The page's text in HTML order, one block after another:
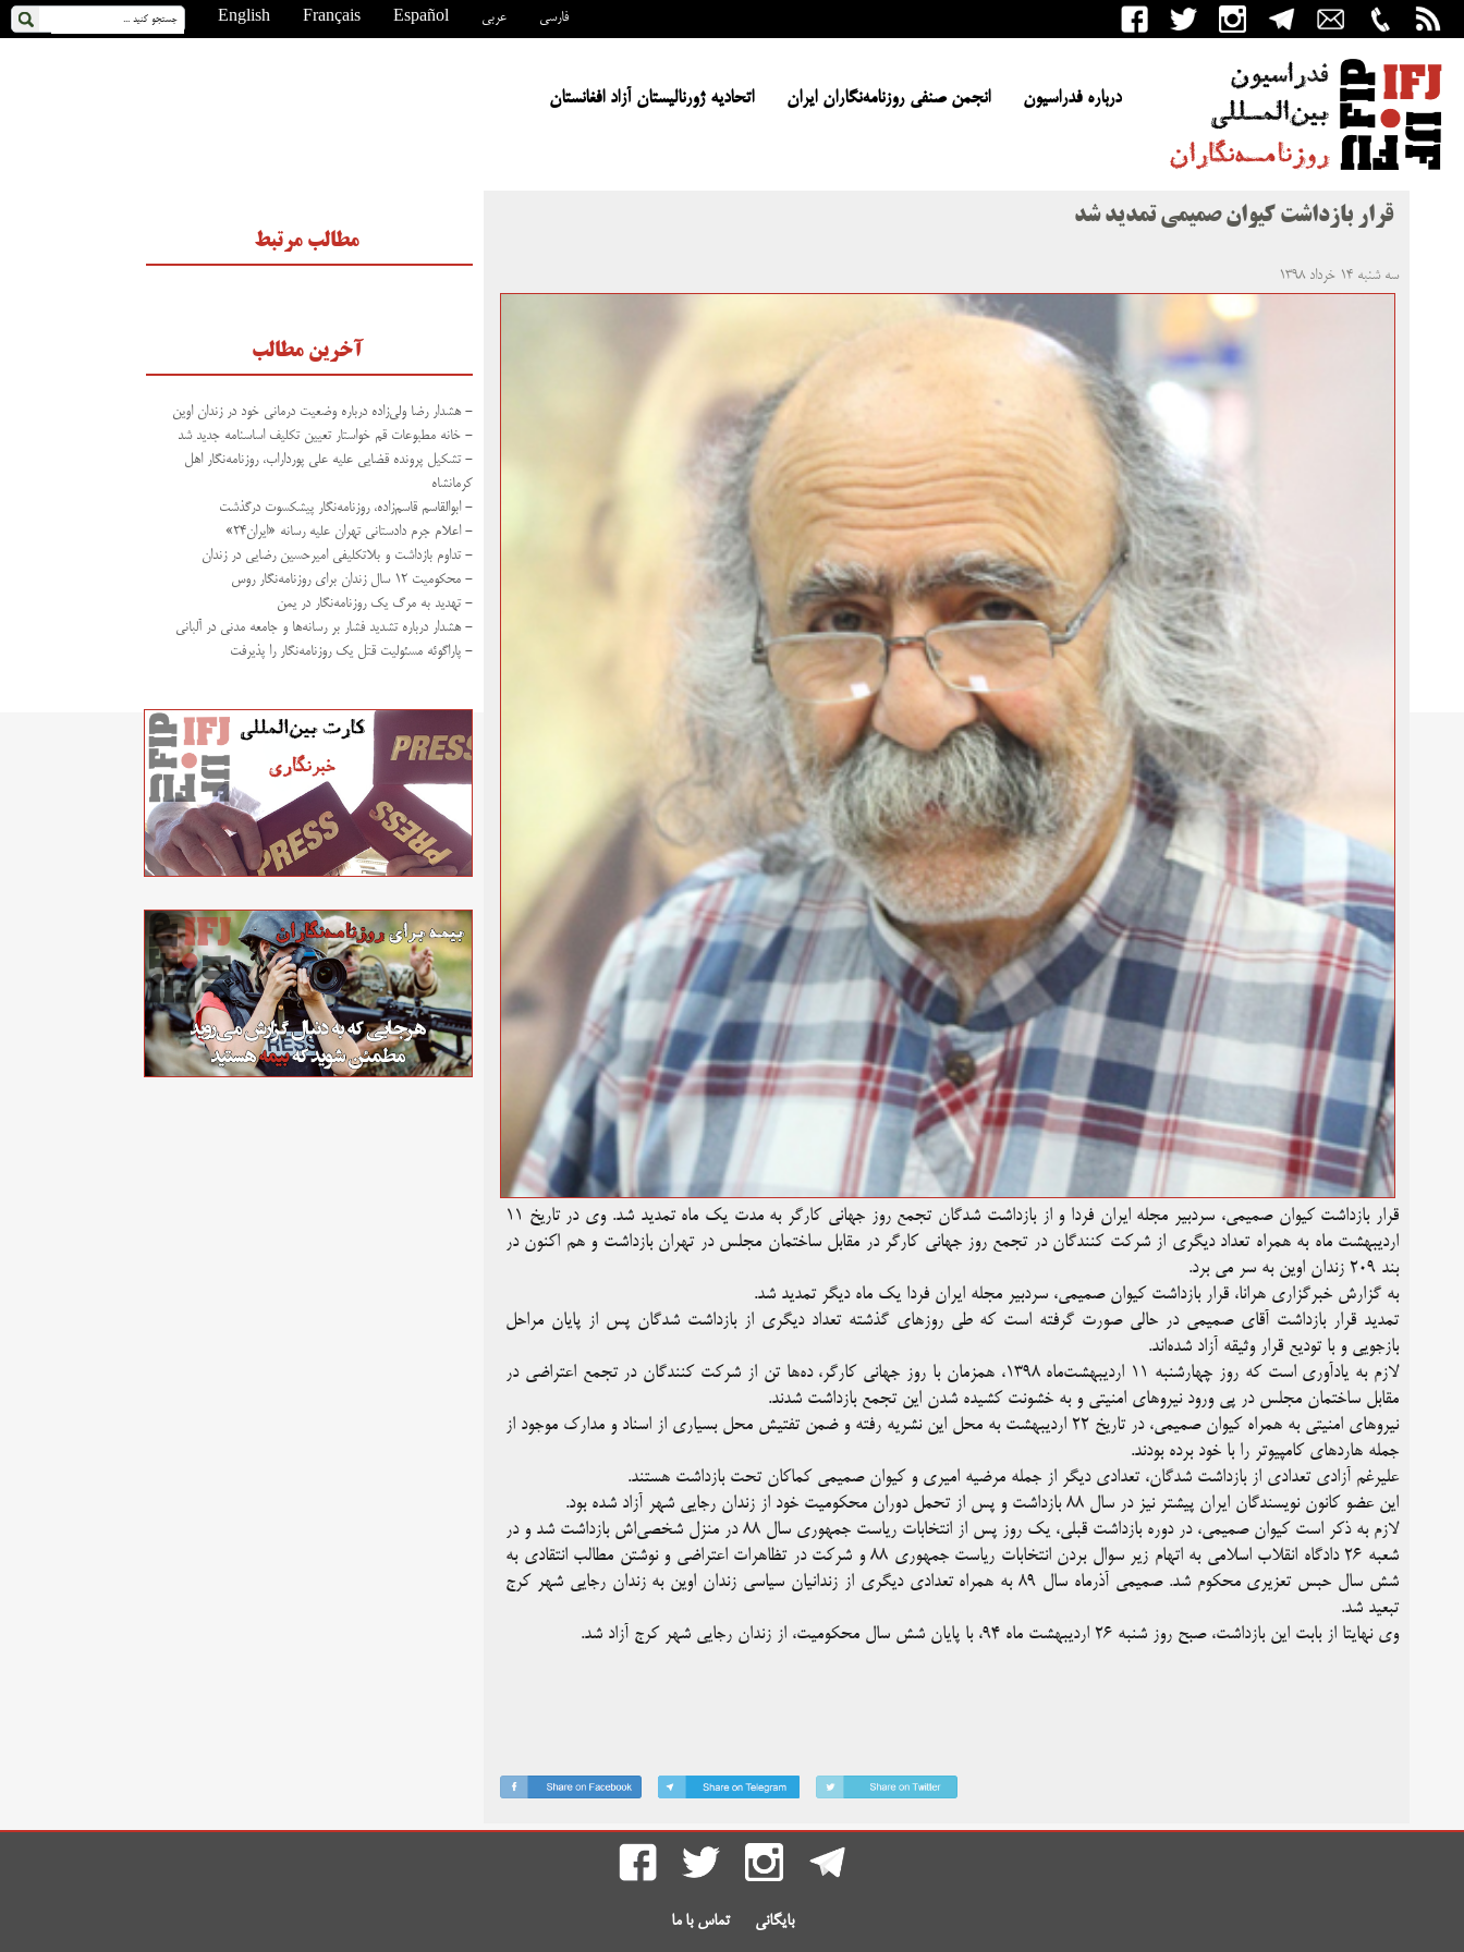
English Français Español عربی فارسی
درباره فدراسیون انجمن صنفی روزنامه‌نگاران ایران اتحادیه ژورنالیستان آزاد افغانستان
قرار بازداشت کیوان صمیمی تمدید شد
سه شنبه ۱۴ خرداد ۱۳۹۸
قرار بازداشت کیوان صمیمی، سردبیر مجله ایران فردا و از بازداشت شدگان تجمع روز جهانی کارگر به مدت یک ماه تمدید شد. وی در تاریخ ۱۱
اردیبهشت ماه به همراه تعداد دیگری از شرکت کنندگان در تجمع روز جهانی کارگر در مقابل ساختمان مجلس در تهران بازداشت و هم اکنون در
بند ۲۰۹ زندان اوین به سر می برد.
به گزارش خبرگزاری هرانا، قرار بازداشت کیوان صمیمی، سردبیر مجله ایران فردا یک ماه دیگر تمدید شد.
تمدید قرار بازداشت آقای صمیمی در حالی صورت گرفته است که طی روزهای گذشته تعداد دیگری از بازداشت شدگان پس از پایان مراحل
بازجویی و با تودیع قرار وثیقه آزاد شده‌اند.
لازم به یادآوری است که روز چهارشنبه ۱۱ اردیبهشت‌ماه ۱۳۹۸، همزمان با روز جهانی کارگر، ده‌ها تن از شرکت کنندگان در تجمع اعتراضی در
مقابل ساختمان مجلس در پی ورود نیروهای امنیتی و به خشونت کشیده شدن این تجمع بازداشت شدند.
نیروهای امنیتی به همراه کیوان صمیمی، در تاریخ ۲۲ اردیبهشت به محل این نشریه رفته و ضمن تفتیش محل بسیاری از اسناد و مدارک موجود از
جمله هاردهای کامپیوتر را با خود برده بودند.
علیرغم آزادی تعدادی از بازداشت شدگان، تعدادی دیگر از جمله مرضیه امیری و کیوان صمیمی کماکان تحت بازداشت هستند.
این عضو کانون نویسندگان ایران پیشتر نیز در سال ۸۸ بازداشت و پس از تحمل دوران محکومیت خود از زندان رجایی شهر آزاد شده بود.
لازم به ذکر است کیوان صمیمی، در دوره بازداشت قبلی، یک روز پس از انتخابات ریاست جمهوری سال ۸۸ در منزل شخصی‌اش بازداشت شد و در
شعبه ۲۶ دادگاه انقلاب اسلامی به اتهام زیر سوال بردن انتخابات ریاست جمهوری ۸۸ و شرکت در تظاهرات اعتراضی و نوشتن مطالب انتقادی به
شش سال حبس تعزیری محکوم شد. صمیمی آذرماه سال ۸۹ به همراه تعدادی دیگری از زندانیان سیاسی زندان اوین به زندان رجایی شهر کرج
تبعید شد.
وی نهایتا از بابت این بازداشت، صبح روز شنبه ٢۶ اردیبهشت ماه ۹۴، با پایان شش سال محکومیت، از زندان رجایى شهر کرج آزاد شد.
مطالب مرتبط
آخرین مطالب
- هشدار رضا ولی‌زاده درباره وضعیت درمانی خود در زندان اوین
- خانه مطبوعات قم خواستار تعیین تکلیف اساسنامه جدید شد
- تشکیل پرونده قضایی علیه علی پورداراب، روزنامه‌نگار اهل
کرمانشاه
- ابوالقاسم قاسم‌زاده، روزنامه‌نگار پیشکسوت درگذشت
- اعلام جرم دادستانی تهران علیه رسانه «ایران۲۴»
- تداوم بازداشت و بلاتکلیفی امیرحسین رضایی در زندان
- محکومیت ۱۲ سال زندان برای روزنامه‌نگار روس
- تهدید به مرگ یک روزنامه‌نگار در یمن
- هشدار درباره تشدید فشار بر رسانه‌ها و جامعه مدنی در آلبانی
- پاراگوئه مسئولیت قتل یک روزنامه‌نگار را پذیرفت
بایگانی تماس با ما